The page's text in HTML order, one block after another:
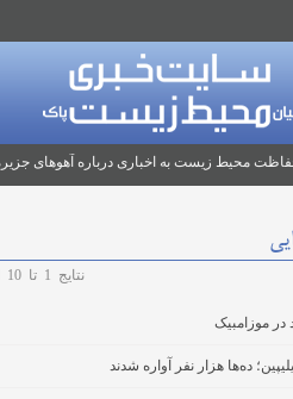
محیط زیست به اخباری درباره آهوهای
نتایج 1 تا 10
موزامبیک
ده‌ها هزار نفر آواره شدند